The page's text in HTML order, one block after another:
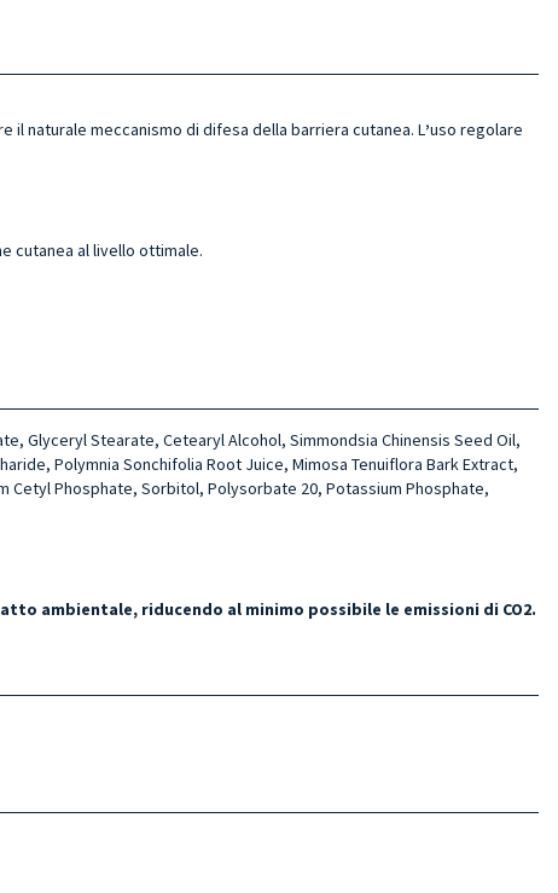
il naturale meccanismo di difesa della barriera cutanea. L’uso regolare
cutanea al livello ottimale.
Glyceryl Stearate, Cete­aryl Alcohol, Simmondsia Chinensis Seed Oil,
Polymnia Son­chifolia Root Juice, Mimosa Tenui­flora Bark Extract,
Cetyl Phosphate, Sorbitol, Polysorbate 20, Potassium Phosphate,
ambientale, riducendo al minimo possibile le emissioni di CO2.